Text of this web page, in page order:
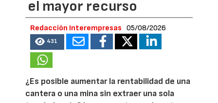
el mayor recurso
Redacción Interempresas 05/08/2026
431
¿Es posible aumentar la rentabilidad de una
cantera o una mina sin extraer una sola